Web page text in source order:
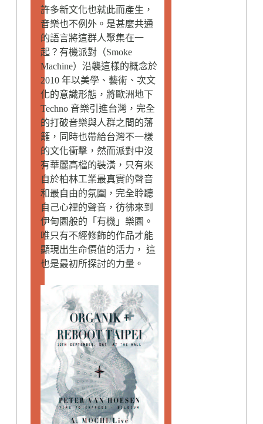
許多新文化也就此而產生，
音樂也不例外。是甚麼共通
的語言將這群人聚集在一
起？有機派對（Smoke
Machine）沿襲這樣的概念於
2010 年以美學、藝術、次文
化的意識形態，將歐洲地下
Techno 音樂引進台灣，完全
的打破音樂與人群之間的藩
籬，同時也帶給台灣不一樣
的文化衝擊，然而派對中沒
有華麗高檔的裝潢，只有來
自於柏林工業最真實的聲音
和最自由的氛圍，完全聆聽
自己心裡的聲音，彷彿來到
伊甸園般的「有機」樂園。
唯只有不經修飾的作品才能
顯現出生命價值的活力， 這
也是最初所探討的力量。